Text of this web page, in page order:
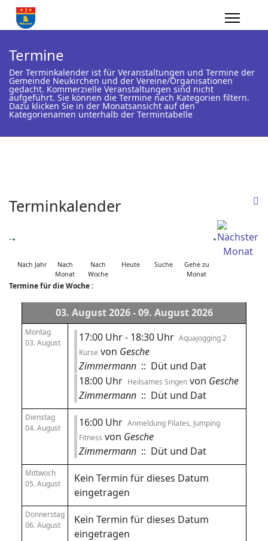
Termine
Der Terminkalender ist für Veranstaltungen und Termine der
Gemeinde Neukirchen und der Vereine/Organisationen
gedacht. Kommerzielle Veranstaltungen sind nicht
aufgeführt. Sie können die Termine nach Kategorien filtern.
Dazu klicken Sie in der Monatsansicht auf den
Kategorienamen unterhalb der Termintabelle
Terminkalender
Nach Jahr
Nach
Monat
Nach
Woche
Heute Suche
Gehe zu
Monat
Termine für die Woche :
03. August 2026 - 09. August 2026
Montag
03. August
17:00 Uhr - 18:30 Uhr Aquajogging 2
Kurse von Gesche
Zimmermann :: Düt und Dat
18:00 Uhr Heilsames Singen von Gesche
Zimmermann :: Düt und Dat
Dienstag
04. August
16:00 Uhr Anmeldung Pilates, Jumping
Fitness von Gesche
Zimmermann :: Düt und Dat
Mittwoch
05. August
Kein Termin für dieses Datum
eingetragen
Donnerstag
06. August
Kein Termin für dieses Datum
eingetragen